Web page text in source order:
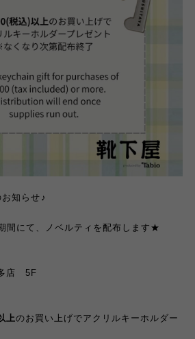
お知らせ ♪
間にて、ノベルティを配布します ★
多店5F
上のお買い上げでアクリルキーホルダー